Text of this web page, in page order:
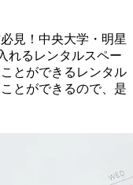
見！中央大学・明星
れるレンタルスペー
とができるレンタル
とができるので、是